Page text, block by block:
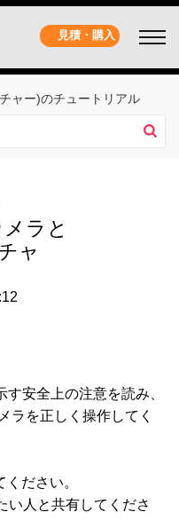
見積・購入
ャー)のチュートリアル
ラと
ャ
安全上の注意を読み、
ラを正しく操作してく
ださい。
い人と共有してくださ